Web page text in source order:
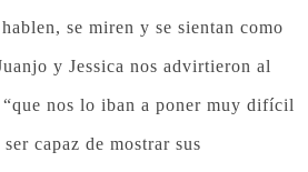
se miren y se sientan como
y Jessica nos advirtieron al
nos lo iban a poner muy difícil
capaz de mostrar sus